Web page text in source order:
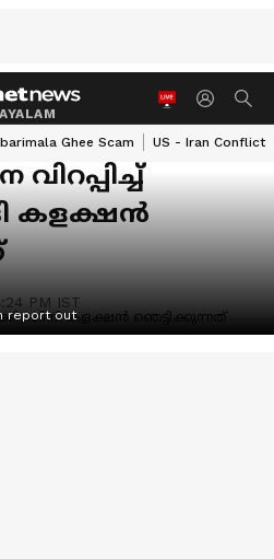
Ghee Scam US - Iran Conflict
കളക്ഷൻ
PM IST
report out